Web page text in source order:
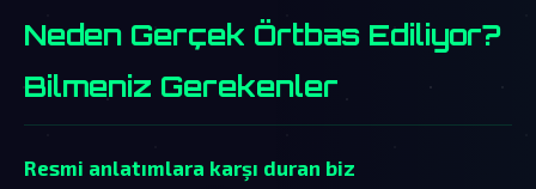
Neden Gerçek Örtbas Ediliyor?
Bilmeniz Gerekenler
Resmi anlatımlara karşı duran biz